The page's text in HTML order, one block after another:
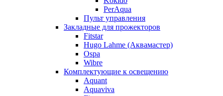
PerAqua
Пульт управления
Закладные для прожекторов
Fitstar
Hugo Lahme (Аквамастер)
Ospa
Wibre
Комплектующие к освещению
Aquant
Aquaviva